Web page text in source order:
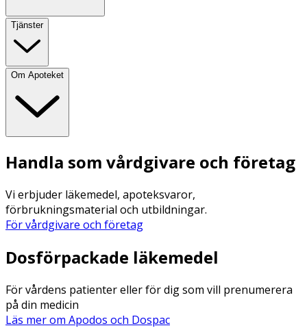
Tjänster
Om Apoteket
Handla som vårdgivare och företag
Vi erbjuder läkemedel, apoteksvaror,
förbrukningsmaterial och utbildningar.
För vårdgivare och företag
Dosförpackade läkemedel
För vårdens patienter eller för dig som vill prenumerera
på din medicin
Läs mer om Apodos och Dospac